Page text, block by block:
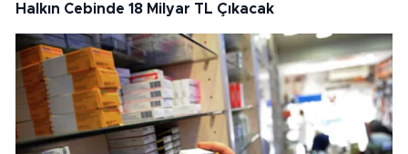
Halkın Cebinde 18 Milyar TL Çıkacak